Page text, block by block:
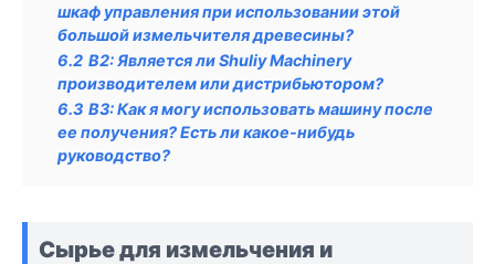
шкаф управления при использовании этой
большой измельчителя древесины?
6.2 В2: Является ли Shuliy Machinery
производителем или дистрибьютором?
6.3 В3: Как я могу использовать машину после
ее получения? Есть ли какое-нибудь
руководство?
Сырье для измельчения и